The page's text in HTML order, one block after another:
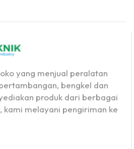
yang menjual peralatan
bengkel dan
produk dari berbagai
kami melayani pengiriman ke